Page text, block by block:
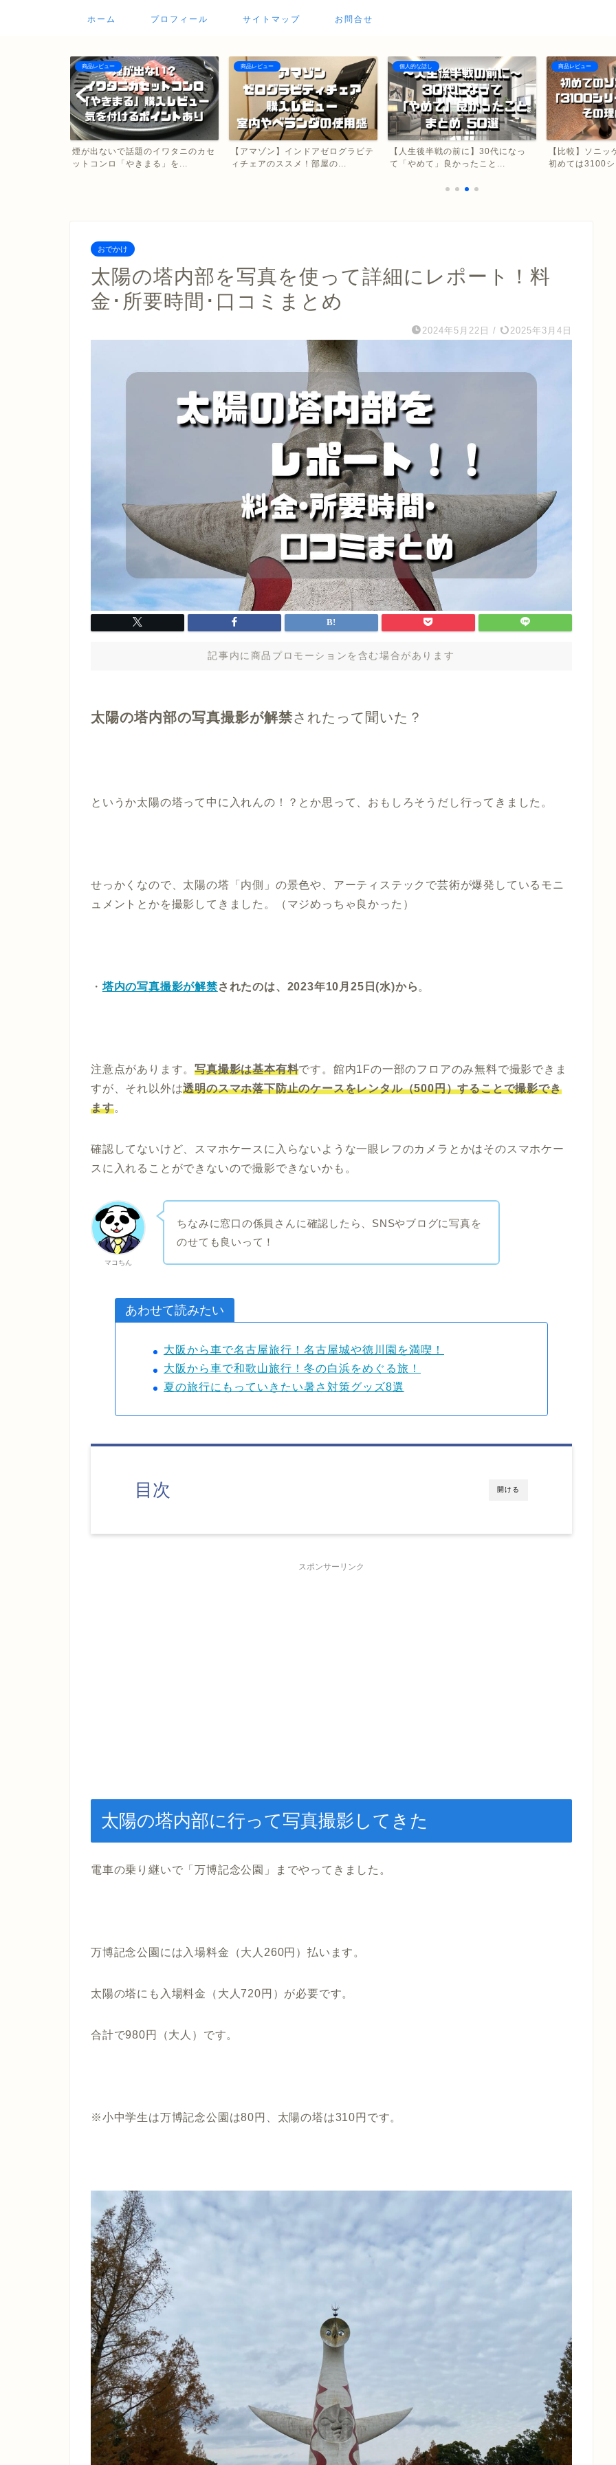
ホーム プロフィール サイトマップ お問合せ
商品レビュー
煙が出ないで話題のイワタニのカセ
ットコンロ「やきまる」を...
商品レビュー
【アマゾン】インドアゼログラビテ
ィチェアのススメ！部屋の...
個人的な話し
【人生後半戦の前に】30代になっ
て「やめて」良かったこと...
商品レビュー
【比較】ソニッ
初めては3100シ
おでかけ
太陽の塔内部を写真を使って詳細にレポート！料
金･所要時間･口コミまとめ
2024年5月22日 / 2025年3月4日
記事内に商品プロモーションを含む場合があります
太陽の塔内部の写真撮影が解禁されたって聞いた？
というか太陽の塔って中に入れんの！？とか思って、おもしろそうだし行ってきました。
せっかくなので、太陽の塔「内側」の景色や、アーティステックで芸術が爆発しているモニ
ュメントとかを撮影してきました。（マジめっちゃ良かった）
・ 塔内の写真撮影が解禁されたのは、2023年10月25日(水)から 。
注意点があります。写真撮影は基本有料です。館内1Fの一部のフロアのみ無料で撮影できま
すが、それ以外は透明のスマホ落下防止のケースをレンタル（500円）することで撮影でき
ます。
確認してないけど、スマホケースに入らないような一眼レフのカメラとかはそのスマホケー
スに入れることができないので撮影できないかも。
マコちん
ちなみに窓口の係員さんに確認したら、SNSやブログに写真を
のせても良いって！
あわせて読みたい
大阪から車で名古屋旅行！名古屋城や徳川園を満喫！
大阪から車で和歌山旅行！冬の白浜をめぐる旅！
夏の旅行にもっていきたい暑さ対策グッズ8選
開ける
目次
スポンサーリンク
太陽の塔内部に行って写真撮影してきた
電車の乗り継いで「万博記念公園」までやってきました。
万博記念公園には入場料金（大人260円）払います。
太陽の塔にも入場料金（大人720円）が必要です。
合計で980円（大人）です。
※小中学生は万博記念公園は80円、太陽の塔は310円です。